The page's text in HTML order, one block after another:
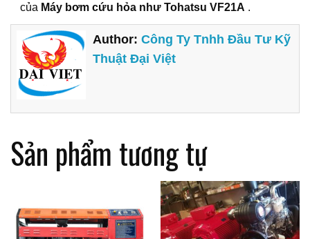
của Máy bơm cứu hỏa như Tohatsu VF21A .
Author:Công Ty Tnhh Đầu Tư Kỹ
Thuật Đại Việt
Sản phẩm tương tự